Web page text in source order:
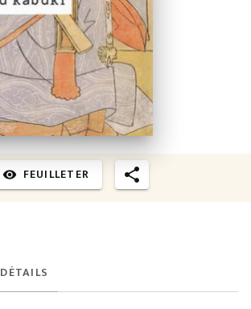
visibility FEUILLETER
DÉTAILS